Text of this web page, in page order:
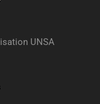
UNSA